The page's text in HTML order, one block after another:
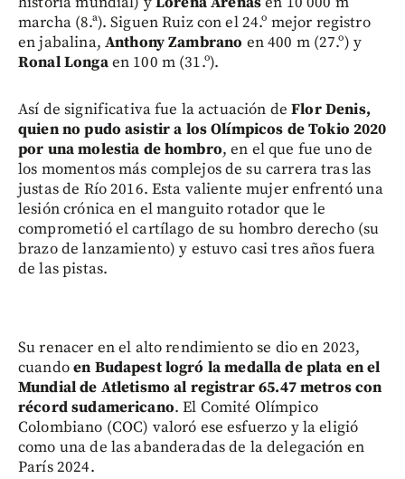
marcha (8.ª). Siguen Ruiz con el 24.º mejor registro
en jabalina, Anthony Zambrano en 400 m (27.º) y
Ronal Longaen 100 m (31.º).
Así de significativa fue la actuación de Flor Denis,
quien no pudo asistir a los Olímpicos de Tokio 2020
por una molestia de hombro, en el que fue uno de
los momentos más complejos de su carrera tras las
justas de Río 2016. Esta valiente mujer enfrentó una
lesión crónica en el manguito rotador que le
comprometió el cartílago de su hombro derecho (su
brazo de lanzamiento) y estuvo casi tres años fuera
de las pistas.
Su renacer en el alto rendimiento se dio en 2023,
cuandoen Budapest logró la medalla de plata en el
Mundial de Atletismo al registrar 65.47 metros con
récord sudamericano. El Comité Olímpico
Colombiano (COC) valoró ese esfuerzo y la eligió
como una de las abanderadas de la delegación en
París 2024.